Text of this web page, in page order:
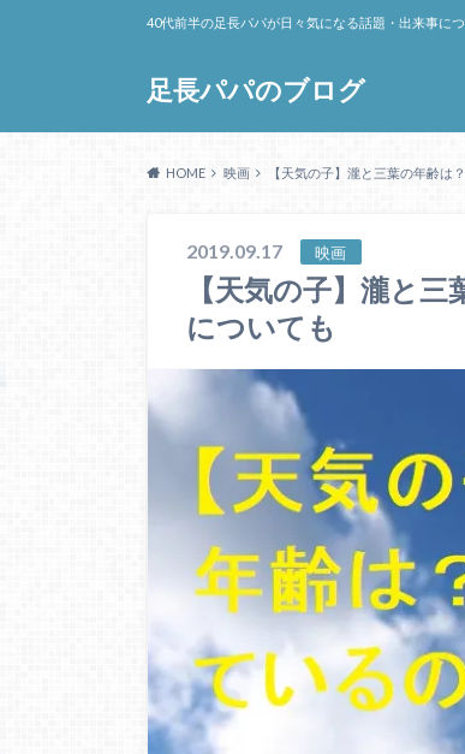
足長パパのブログ
40代前半の足長パパが日々気になる話題・出来事に
HOME 映画 【天気の子】瀧と三葉の年齢は
2019.09.17 映画
【天気の子】瀧と
についても